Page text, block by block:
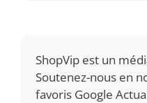
ShopVip est un
Soutenez-nous en
favoris Google